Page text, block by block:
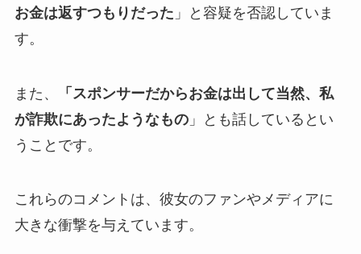
お金は返すつもりだった 」と容疑を否認していま
す。
また、
「スポンサーだからお金は出して当然、私
が詐欺にあったようなもの」とも話しているとい
うことです。
これらのコメントは、彼女のファンやメディアに
大きな衝撃を与えています。